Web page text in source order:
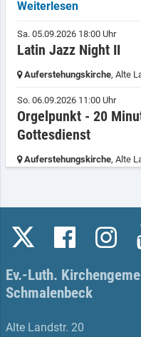
Weiterlesen
Sa. 05.09.2026 18:00 Uhr
Latin Jazz Night II
Auferstehungskirche, Alte
So. 06.09.2026 11:00 Uhr
Orgelpunkt - 20
Gottesdienst
Auferstehungskirche, Alte
Ev.-Luth.
Schmalenbeck
Alte Landstr. 20